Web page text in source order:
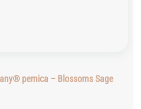
pernica – Blossoms Sage